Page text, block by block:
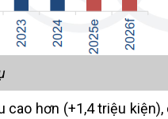
hơn (+1,4 triệu kiện),